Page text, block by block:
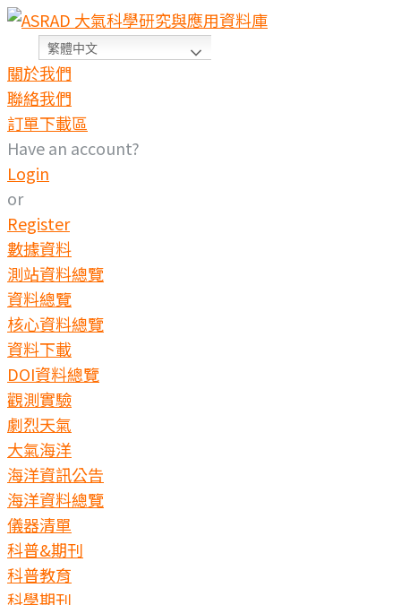
繁體中文
關於我們
聯絡我們
訂單下載區
Have an account?
Login
or
Register
數據資料
測站資料總覽
資料總覽
核心資料總覽
資料下載
DOI資料總覽
觀測實驗
劇烈天氣
大氣海洋
海洋資訊公告
海洋資料總覽
儀器清單
科普&期刊
科普教育
科學期刊